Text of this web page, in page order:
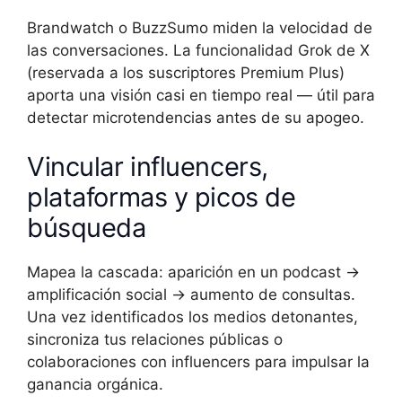
Brandwatch o BuzzSumo miden la velocidad de
las conversaciones. La funcionalidad Grok de X
(reservada a los suscriptores Premium Plus)
aporta una visión casi en tiempo real — útil para
detectar microtendencias antes de su apogeo.
Vincular influencers,
plataformas y picos de
búsqueda
Mapea la cascada: aparición en un podcast →
amplificación social → aumento de consultas.
Una vez identificados los medios detonantes,
sincroniza tus relaciones públicas o
colaboraciones con influencers para impulsar la
ganancia orgánica.